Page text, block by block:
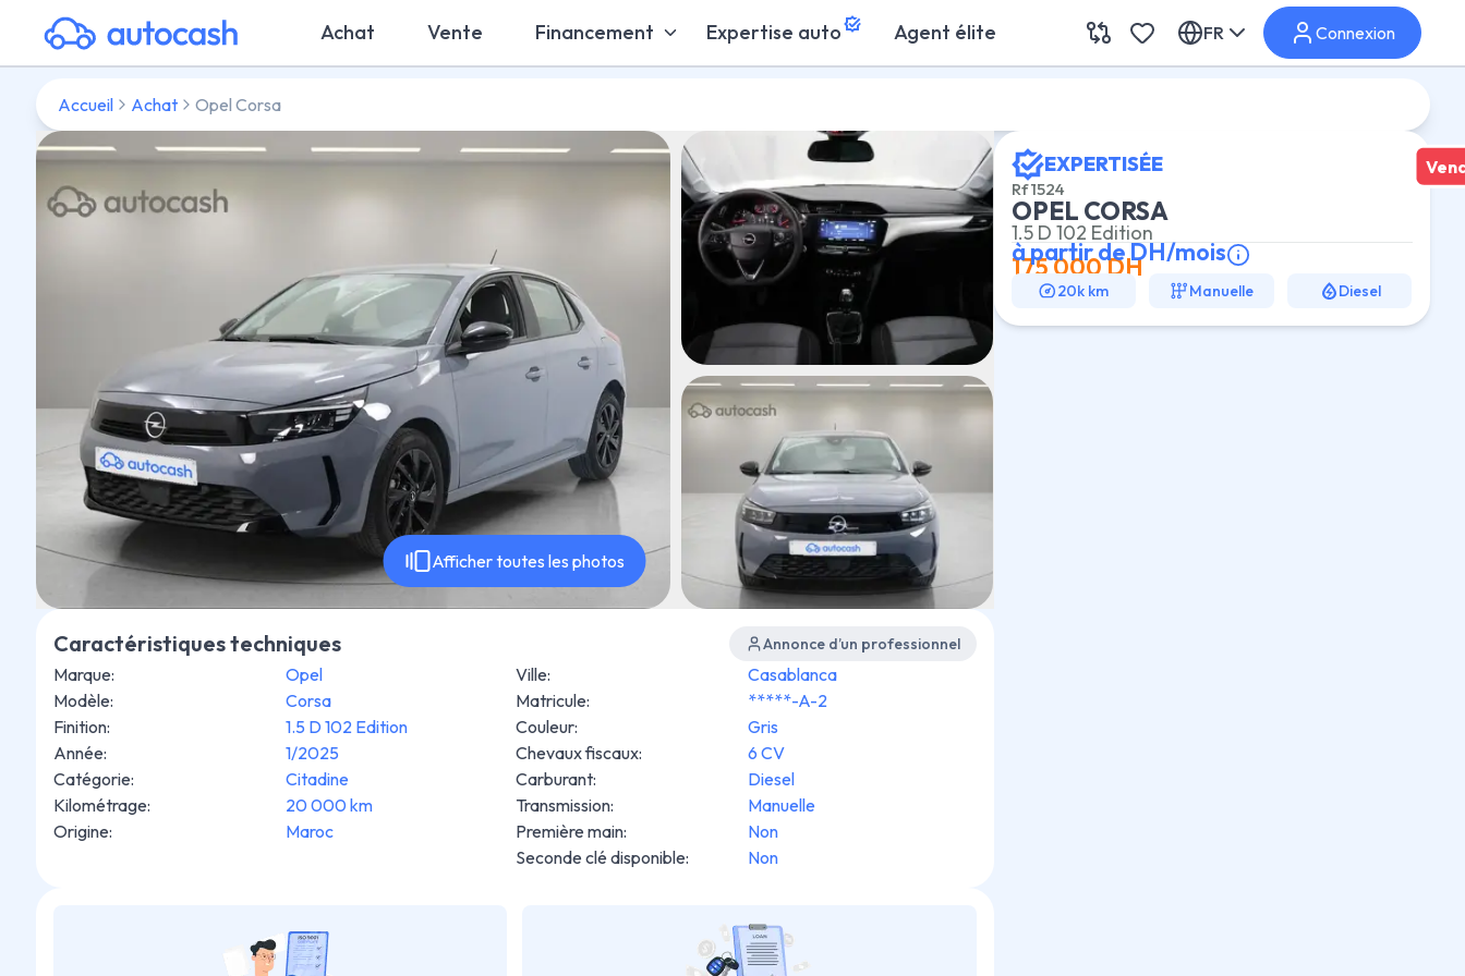
Achat Vente Financement Expertise auto Agent élite FR Connexion
Accueil Achat Opel Corsa
Afficher toutes les photos
Caractéristiques techniques Annonce d’un professionnel
Marque:
Opel
Modèle:
Corsa
Finition:
1.5 D 102 Edition
Année:
1/2025
Catégorie:
Citadine
Kilométrage:
20 000 km
Origine: Maroc
Ville:
Casablanca
Matricule:
*****-A-2
Couleur:
Gris
Chevaux fiscaux:
6 CV
Carburant:
Diesel
Transmission:
Manuelle
Première main:
Non
Seconde clé disponible: Non
EXPERTISÉE
Rf1524
OPEL CORSA
1.5 D 102 Edition
à partir deDH/mois
175 000DH
20k km Manuelle Diesel